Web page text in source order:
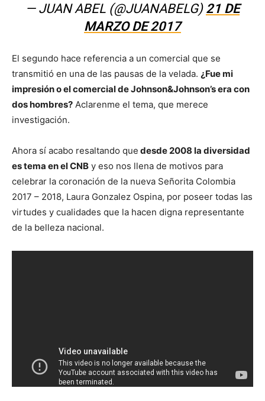
— JUAN ABEL (@JUANABELG) 21 DE
MARZO DE 2017
El segundo hace referencia a un comercial que se
transmitió en una de las pausas de la velada. ¿Fue mi
impresión o el comercial de Johnson&Johnson’s era con
dos hombres? Aclarenme el tema, que merece
investigación.
Ahora sí acabo resaltando que desde 2008 la diversidad
es tema en el CNB y eso nos llena de motivos para
celebrar la coronación de la nueva Señorita Colombia
2017 – 2018, Laura Gonzalez Ospina, por poseer todas las
virtudes y cualidades que la hacen digna representante
de la belleza nacional.